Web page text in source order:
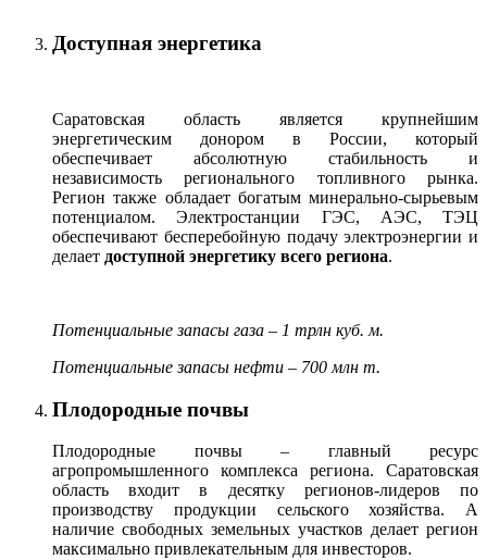
Доступная энергетика
Саратовская область является крупнейшим
энергетическим донором в России, который
обеспечивает абсолютную стабильность и
независимость регионального топливного рынка.
Регион также обладает богатым минерально-сырьевым
потенциалом. Электростанции ГЭС, АЭС, ТЭЦ
обеспечивают бесперебойную подачу электроэнергии и
делает доступной энергетику всего региона.
Потенциальные запасы газа – 1 трлн куб. м.
Потенциальные запасы нефти – 700 млн т.
Плодородные почвы
Плодородные почвы – главный ресурс
агропромышленного комплекса региона. Саратовская
область входит в десятку регионов-лидеров по
производству продукции сельского хозяйства. А
наличие свободных земельных участков делает регион
максимально привлекательным для инвесторов.